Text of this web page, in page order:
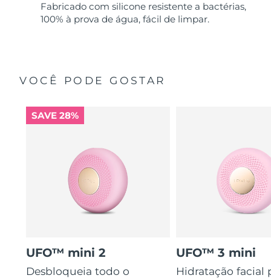
Fabricado com silicone resistente a bactérias,
100% à prova de água, fácil de limpar.
VOCÊ PODE GOSTAR
SAVE 28%
UFO™ mini 2
Desbloqueia todo o
UFO™ 3 mini
Hidratação facial